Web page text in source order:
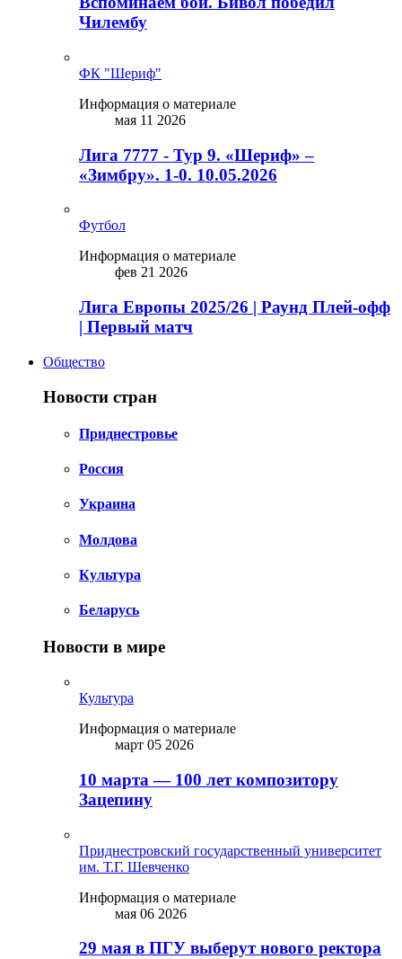
Чилембу
ФК "Шериф"
Информация о материале
мая 11 2026
Лига 7777 - Тур 9. «Шериф» –
«Зимбру». 1-0. 10.05.2026
Футбол
Информация о материале
фев 21 2026
Лига Европы 2025/26 | Раунд Плей-офф
| Первый матч
Общество
Новости стран
Приднестровье
Россия
Украина
Молдова
Культура
Беларусь
Новости в мире
Культура
Информация о материале
март 05 2026
10 марта — 100 лет композитору
Зацепину
Приднестровский государственный университет
им. Т.Г. Шевченко
Информация о материале
мая 06 2026
29 мая в ПГУ выберут нового ректора